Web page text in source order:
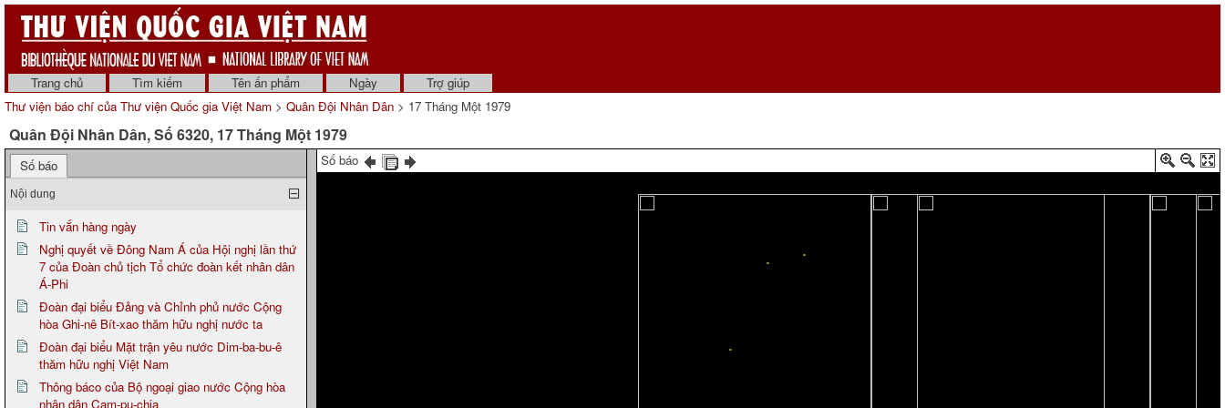
Trang chủ Tìm kiếm Tên ấn phẩm Ngày
Trợ giúp
Thư viện báo chí của Thư viện Quốc gia Việt Nam > Quân Đội Nhân Dân > 17 Tháng Một 1979
Quân Đội Nhân Dân, Số 6320, 17 Tháng Một 1979
Số báo
Nội dung
Tin vắn hàng ngày
Nghị quyết về Đông Nam Á của Hội nghị lần thứ
7 của Đoàn chủ tịch Tổ chức đoàn kết nhân dân
Á-Phi
Đoàn đại biểu Đảng và Chỉnh phủ nước Cộng
hòa Ghi-nê Bít-xao thăm hữu nghị nước ta
Đoàn đại biểu Mặt trận yêu nước Dim-ba-bu-ê
thăm hữu nghị Việt Nam
Thông báco của Bộ ngoại giao nước Cộng hòa
nhân dân Cam-pu-chia
Số báo